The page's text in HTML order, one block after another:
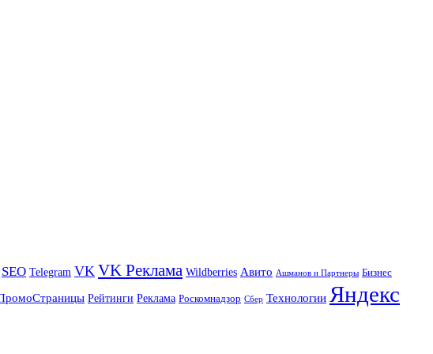
SEO Telegram VK VK Реклама Wildberries Авито Ашманов и Партнеры Бизнес
Рейтинги Реклама Роскомнадзор Сбер Технологии Яндекс